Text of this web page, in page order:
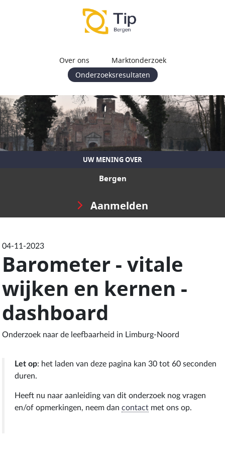
Over ons
Marktonderzoek
Onderzoeksresultaten
UW MENING OVER
Bergen
Aanmelden
04-11-2023
Barometer - vitale
wijken en kernen -
dashboard
Onderzoek naar de leefbaarheid in Limburg-Noord
Let op: het laden van deze pagina kan 30 tot 60 seconden
duren.
Heeft nu naar aanleiding van dit onderzoek nog vragen
en/of opmerkingen, neem dancontact met ons op.